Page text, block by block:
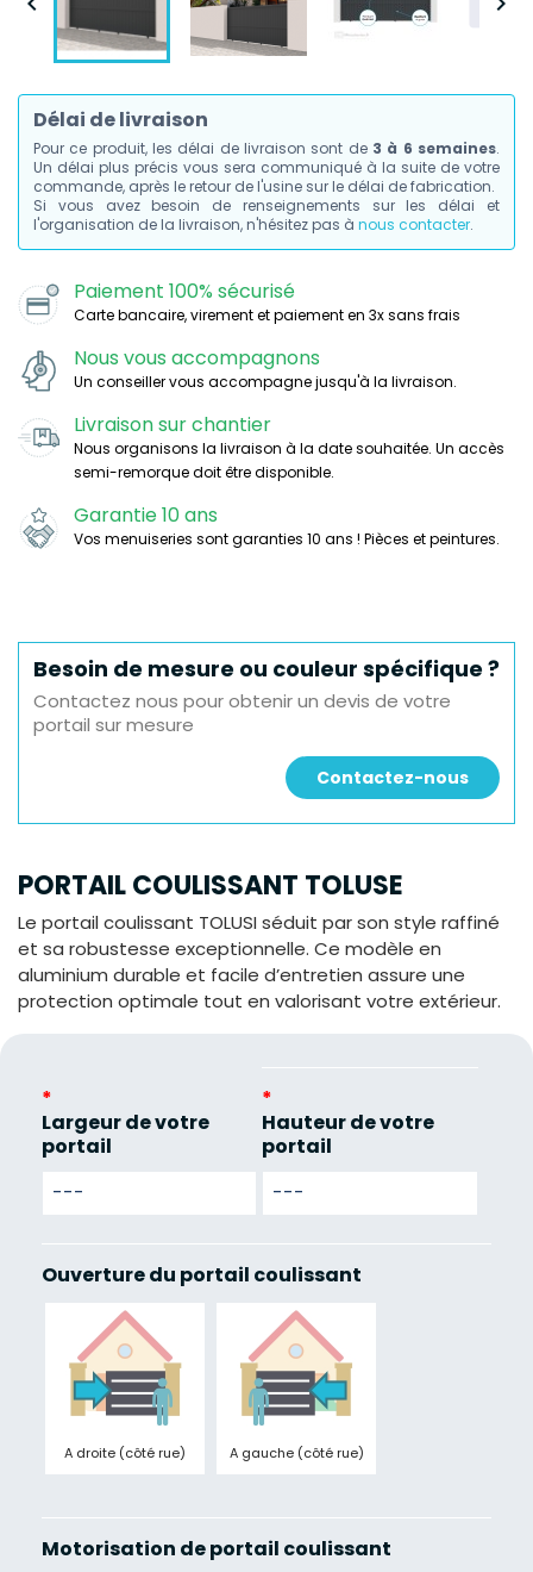
Délai de livraison
Pour ce produit, les délai de livraison sont de 3 à 6 semaines.
Un délai plus précis vous sera communiqué à la suite de votre
commande, après le retour de l'usine sur le délai de fabrication.
Si vous avez besoin de renseignements sur les délai et
l'organisation de la livraison, n'hésitez pas à nous contacter.
Paiement 100% sécurisé
Carte bancaire, virement et paiement en 3x sans frais
Nous vous accompagnons
Un conseiller vous accompagne jusqu'à la livraison.
Livraison sur chantier
Nous organisons la livraison à la date souhaitée. Un accès
semi-remorque doit être disponible.
Garantie 10 ans
Vos menuiseries sont garanties 10 ans ! Pièces et peintures.
Besoin de mesure ou couleur spécifique ?
Contactez nous pour obtenir un devis de votre
portail sur mesure
Contactez-nous
PORTAIL COULISSANT TOLUSE
Le portail coulissant TOLUSI séduit par son style raffiné
et sa robustesse exceptionnelle. Ce modèle en
aluminium durable et facile d’entretien assure une
protection optimale tout en valorisant votre extérieur.
*
Largeur de votre
portail
*
Hauteur de votre
portail
Ouverture du portail coulissant
A droite (côté rue) A gauche (côté rue)
Motorisation de portail coulissant